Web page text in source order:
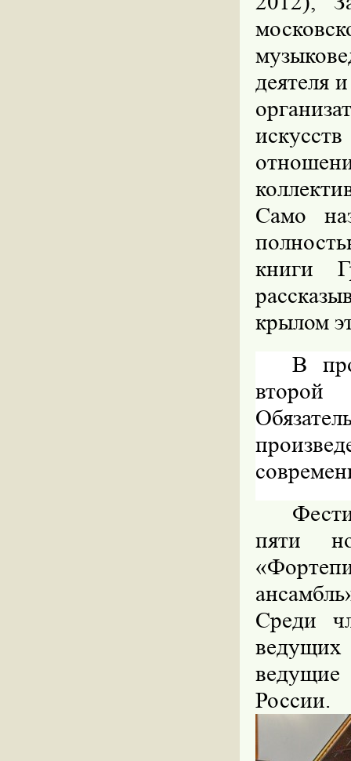
деятеля
Само
книги
крылом
В
пяти
Среди
России.